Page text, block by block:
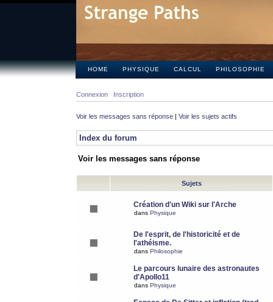
HOME PHYSIQUE CALCUL PHILOSOPHIE
Connexion Inscription
Voir les messages sans réponse | Voir les sujets actifs
Index du forum
Voir les messages sans réponse
Sujets
Création d'un Wiki sur l'Arche
dans Physique
De l'esprit, de l'historicité et de
l'athéisme.
dans Philosophie
Le parcours lunaire des astronautes
d'Apollo11
dans Physique